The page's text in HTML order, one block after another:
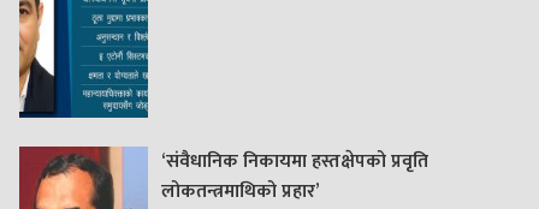
‘संवैधानिक निकायमा हस्तक्षेपको प्रवृति
लोकतन्त्रमाथिको प्रहार’